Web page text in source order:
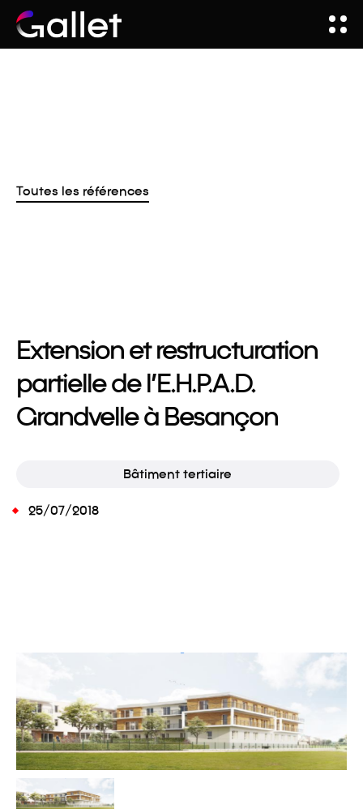
Toutes les références
Extension et restructuration
partielle de l’E.H.P.A.D.
Grandvelle à Besançon
Bâtiment tertiaire
25/07/2018